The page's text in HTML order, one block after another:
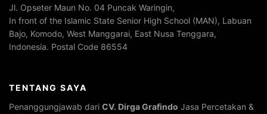
Jl. Opseter Maun No. 04 Puncak Waringin,
In front of the Islamic State Senior High School (MAN), Labuan
Bajo, Komodo, West Manggarai, East Nusa Tenggara,
Indonesia. Postal Code 86554
TENTANG SAYA
Penanggungjawab dari CV. Dirga Grafindo Jasa Percetakan &